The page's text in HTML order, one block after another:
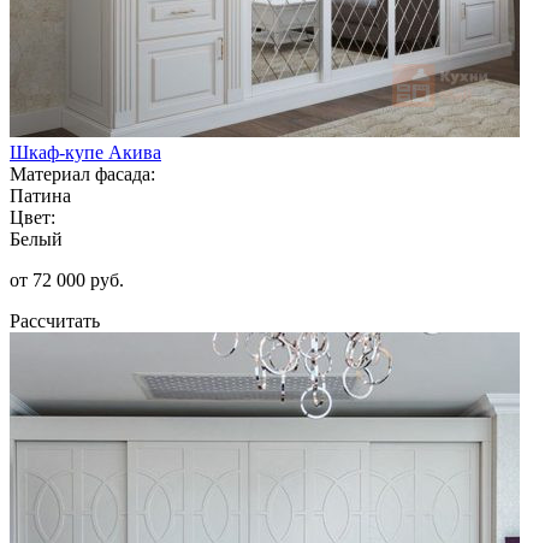
Шкаф-купе Акива
Материал фасада:
Патина
Цвет:
Белый
от 72 000 руб.
Рассчитать